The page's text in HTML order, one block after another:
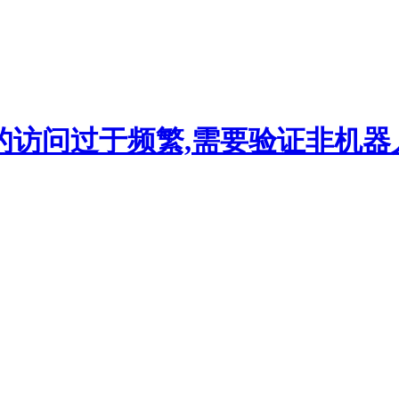
访问过于频繁,需要验证非机器